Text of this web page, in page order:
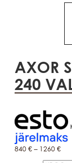
AXOR
240
840 € – 1260 €